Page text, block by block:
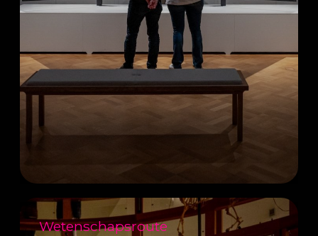
Wetenschapsroute